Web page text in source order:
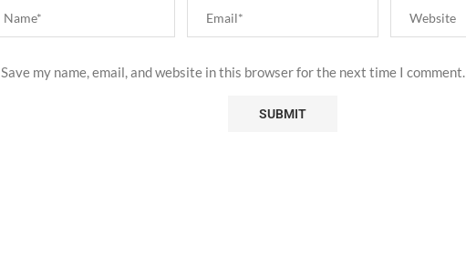
Save my name, email, and website in this browser for the next time I comment.